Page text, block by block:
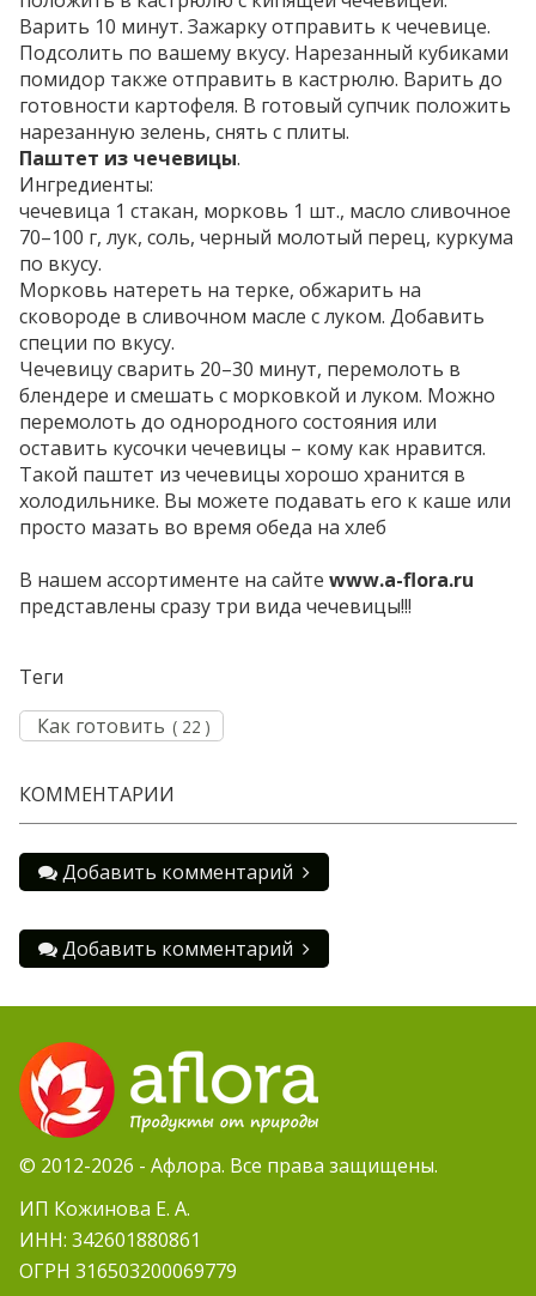
Варить 10 минут. Зажарку отправить к чечевице.
Подсолить по вашему вкусу. Нарезанный кубиками
помидор также отправить в кастрюлю. Варить до
готовности картофеля. В готовый супчик положить
нарезанную зелень, снять с плиты.
Паштет из чечевицы.
Ингредиенты:
чечевица 1 стакан, морковь 1 шт., масло сливочное
70–100 г, лук, соль, черный молотый перец, куркума
по вкусу.
Морковь натереть на терке, обжарить на
сковороде в сливочном масле с луком. Добавить
специи по вкусу.
Чечевицу сварить 20–30 минут, перемолоть в
блендере и смешать с морковкой и луком. Можно
перемолоть до однородного состояния или
оставить кусочки чечевицы – кому как нравится.
Такой паштет из чечевицы хорошо хранится в
холодильнике. Вы можете подавать его к каше или
просто мазать во время обеда на хлеб
В нашем ассортименте на сайте www.a-flora.ru
представлены сразу три вида чечевицы!!!
Теги
Как готовить ( 22 )
КОММЕНТАРИИ
Добавить комментарий
Добавить комментарий
© 2012-2026 - Афлора. Все права защищены.
ИП Кожинова Е. А.
ИНН: 342601880861
ОГРН 316503200069779